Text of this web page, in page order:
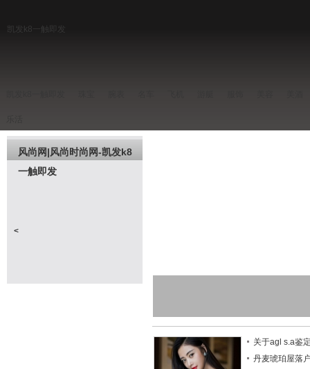
凯发k8一触即发
风尚网|风尚时尚网-凯发k8
一触即发
<
关于agl s.a鉴
丹麦琥珀屋落